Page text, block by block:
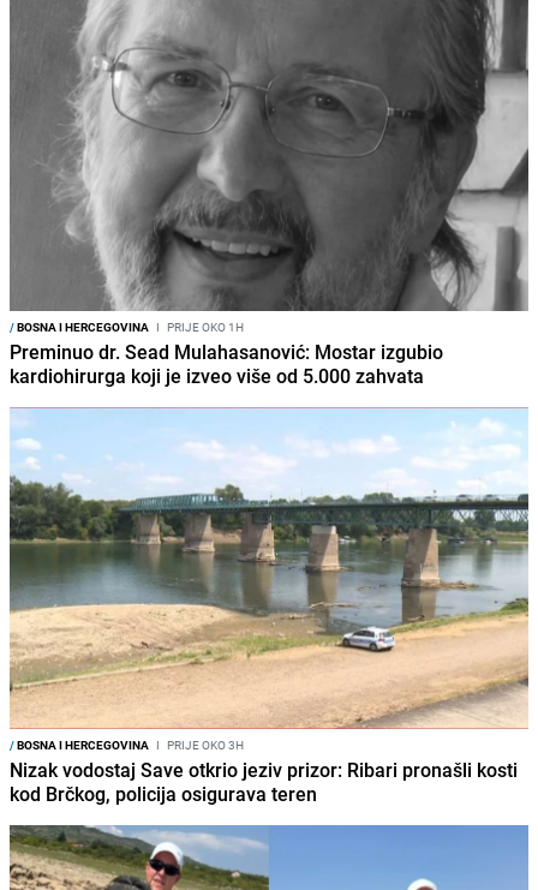
/BOSNA I HERCEGOVINA I PRIJE OKO 1H
Preminuo dr. Sead Mulahasanović: Mostar izgubio
kardiohirurga koji je izveo više od 5.000 zahvata
/BOSNA I HERCEGOVINA I PRIJE OKO 3H
Nizak vodostaj Save otkrio jeziv prizor: Ribari pronašli kosti
kod Brčkog, policija osigurava teren